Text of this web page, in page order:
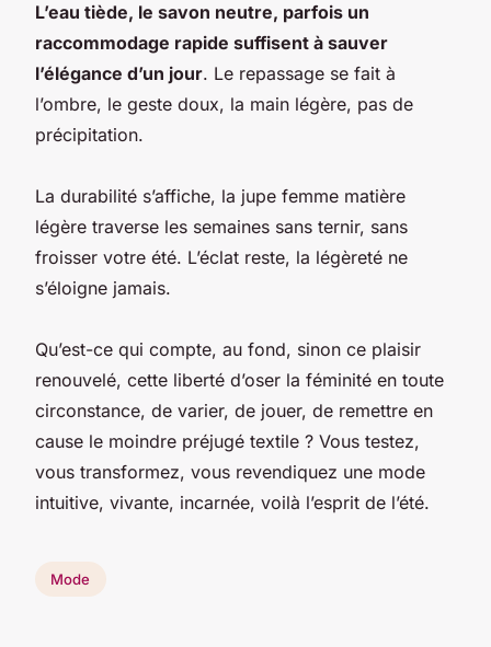
L’eau tiède, le savon neutre, parfois un
raccommodage rapide suffisent à sauver
l’élégance d’un jour. Le repassage se fait à
l’ombre, le geste doux, la main légère, pas de
précipitation.
La durabilité s’affiche, la jupe femme matière
légère traverse les semaines sans ternir, sans
froisser votre été. L’éclat reste, la légèreté ne
s’éloigne jamais.
Qu’est-ce qui compte, au fond, sinon ce plaisir
renouvelé, cette liberté d’oser la féminité en toute
circonstance, de varier, de jouer, de remettre en
cause le moindre préjugé textile ? Vous testez,
vous transformez, vous revendiquez une mode
intuitive, vivante, incarnée, voilà l’esprit de l’été.
Mode